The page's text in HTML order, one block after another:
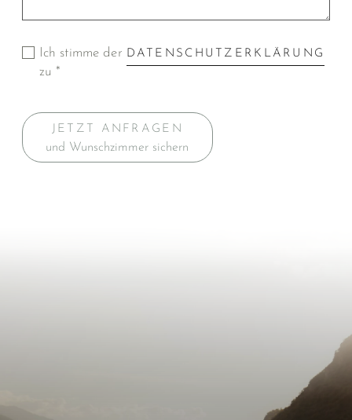
Ich stimme der DATENSCHUTZERKLÄRUNG
zu *
JETZT ANFRAGEN
und Wunschzimmer sichern